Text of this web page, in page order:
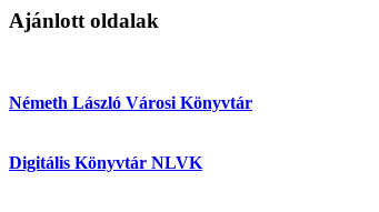
Ajánlott oldalak
Németh László Városi Könyvtár
Digitális Könyvtár NLVK